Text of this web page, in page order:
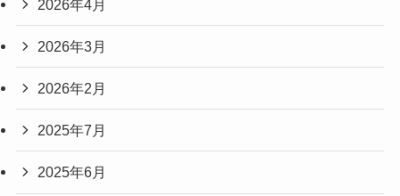
2026年4月
2026年3月
2026年2月
2025年7月
2025年6月